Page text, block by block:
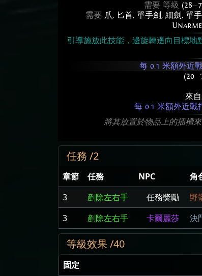
需要 等級 (28—
需要 爪, 匕首, 單手劍, 細劍, 單
引導施放此技能，邊旋轉邊向目標
每 0.1 米額外近
(20—
來
每 0.1 米額外近戰
將其放置於物品上的插槽
任務 /2
章節 任務 NPC
角
3
剷除左右手 任務獎勵 野
3
剷除左右手 卡爾麗莎 決
等級效果 /40
固定